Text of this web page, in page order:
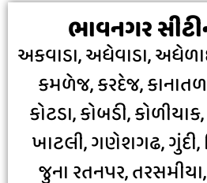
ભાવનગર
અકવાડા, અધેવાડા,
કમળેજ, કરદેજ,
કોટડા, કોબડી,
ખાટલી, ગણેશગઢ, ગુંદી,
જુના રતનપર,